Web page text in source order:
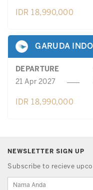
IDR 18,990,000
GARUDA
DEPARTURE
21 Apr 2027
IDR 18,990,000
NEWSLETTER SIGN UP
Subscribe to recieve